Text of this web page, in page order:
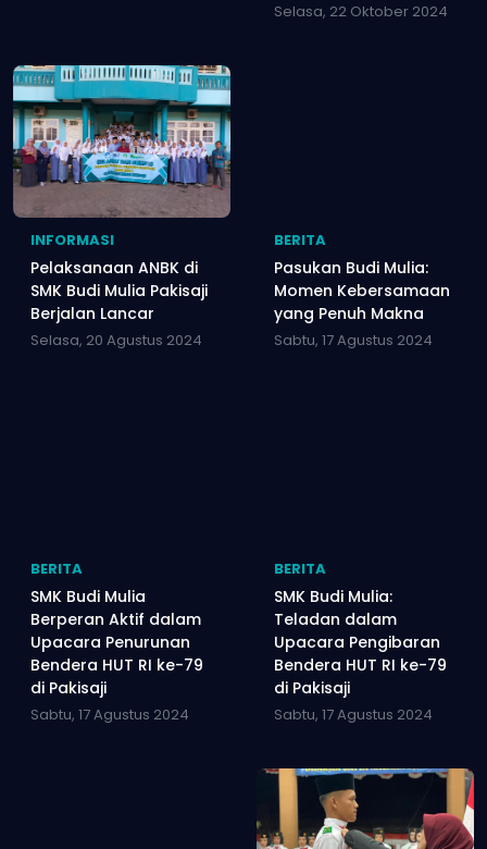
Selasa, 22 Oktober 2024
INFORMASI
Pelaksanaan ANBK di
SMK Budi Mulia Pakisaji
Berjalan Lancar
Selasa, 20 Agustus 2024
BERITA
Pasukan Budi Mulia:
Momen Kebersamaan
yang Penuh Makna
Sabtu, 17 Agustus 2024
BERITA
SMK Budi Mulia
Berperan Aktif dalam
Upacara Penurunan
Bendera HUT RI ke-79
di Pakisaji
Sabtu, 17 Agustus 2024
BERITA
SMK Budi Mulia:
Teladan dalam
Upacara Pengibaran
Bendera HUT RI ke-79
di Pakisaji
Sabtu, 17 Agustus 2024